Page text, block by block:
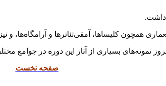
داشت.
همچون کلیساها، آمفی‌تئاترها و آرامگاه‌ها، و
نمونه‌های بسیاری از آثار این دوره در جوامع
صفحه نخست